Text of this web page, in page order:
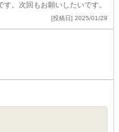
。次回もお願いしたいです。
[投稿日] 2025/01/29